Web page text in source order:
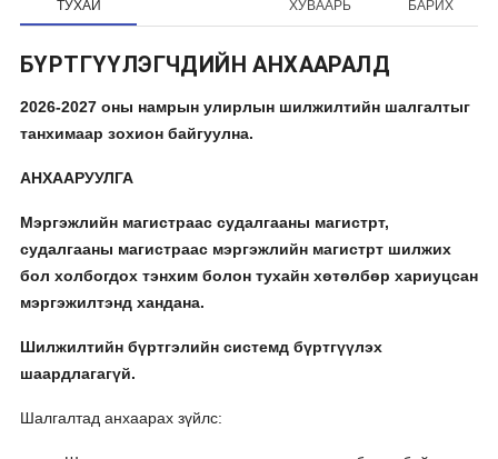
ТУХАЙ
ХУВААРЬ
БАРИХ
БҮРТГҮҮЛЭГЧДИЙН АНХААРАЛД
2026-2027 оны намрын улирлын шилжилтийн шалгалтыг
танхимаар зохион байгуулна.
АНХААРУУЛГА
Мэргэжлийн магистраас судалгааны магистрт,
судалгааны магистраас мэргэжлийн магистрт шилжих
бол холбогдох тэнхим болон тухайн хөтөлбөр хариуцсан
мэргэжилтэнд хандана.
Шилжилтийн бүртгэлийн системд бүртгүүлэх
шаардлагагүй.
Шалгалтад анхаарах зүйлс: